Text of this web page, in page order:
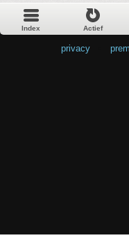
Index Actief
privacy